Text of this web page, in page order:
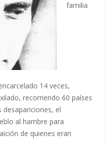
familia
14 veces,
recorriendo 60 países
desapariciones, el
al hambre para
de quienes eran